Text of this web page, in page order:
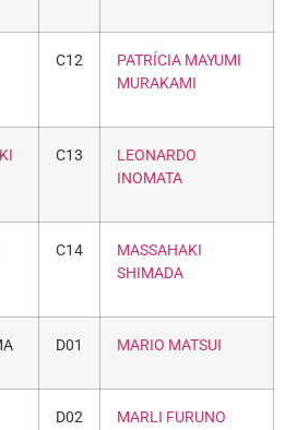
C12
PATRÍCIA MAYUMI
MURAKAMI
C13
LEONARDO
INOMATA
C14
MASSAHAKI
SHIMADA
D01 MARIO MATSUI
D02 MARLI FURUNO